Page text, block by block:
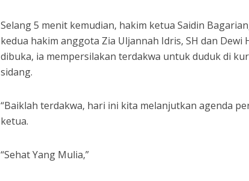
Selang 5 menit kemudian, hakim ketua Saidin
kedua hakim anggota Zia Uljannah Idris, SH dan Dewi
dibuka, ia mempersilakan terdakwa untuk duduk di
sidang.
“Baiklah terdakwa, hari ini kita melanjutkan agenda
ketua.
“Sehat Yang Mulia,”